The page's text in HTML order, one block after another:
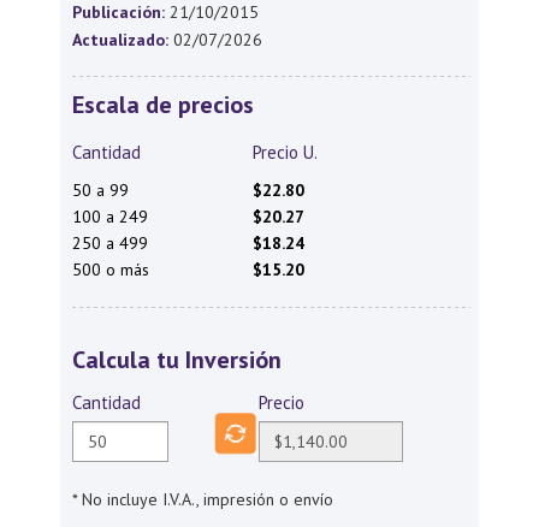
Publicación: 21/10/2015
Actualizado: 02/07/2026
Escala de precios
Cantidad Precio U.
50 a 99
$22.80
100 a 249
$20.27
250 a 499
$18.24
500 o más
$15.20
Calcula tu Inversión
Cantidad Precio
* No incluye I.V.A., impresión o envío